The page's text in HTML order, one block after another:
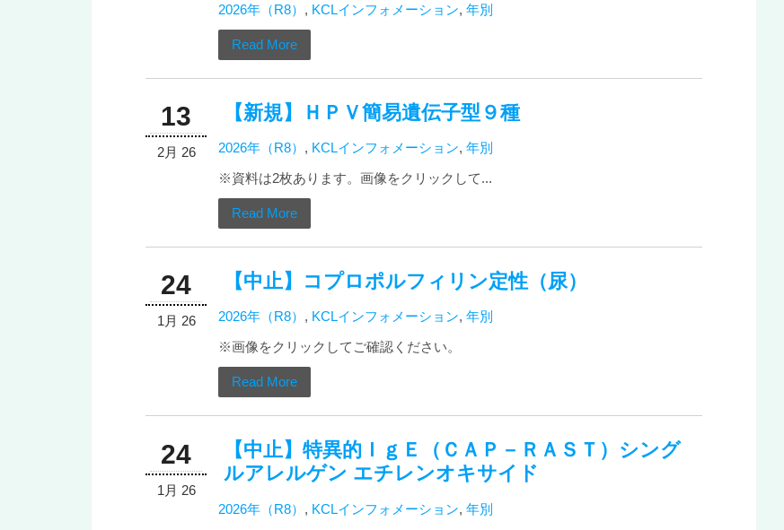
2026年（R8） , KCLインフォメーション, 年別
Read More
13
2月 26
【新規】ＨＰＶ簡易遺伝子型９種
2026年（R8） , KCLインフォメーション, 年別
※資料は2枚あります。画像をクリックして...
Read More
24
1月 26
【中止】コプロポルフィリン定性（尿）
2026年（R8） , KCLインフォメーション, 年別
※画像をクリックしてご確認ください。
Read More
24
1月 26
【中止】特異的ＩｇＥ（ＣＡＰ－ＲＡＳＴ）シング
ルアレルゲン エチレンオキサイド
2026年（R8） , KCLインフォメーション, 年別